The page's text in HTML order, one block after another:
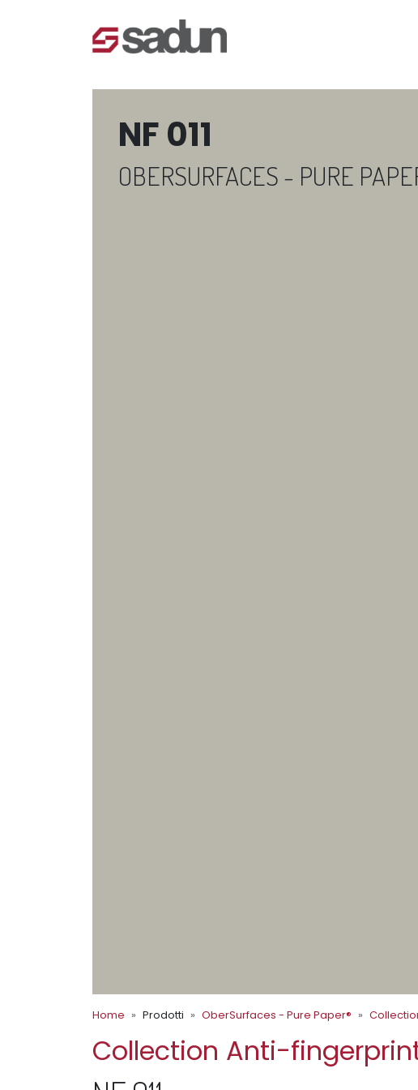
NF 011
OBERSURFACES - PURE
Home Prodotti OberSurfaces - Pure Paper®
Collection Anti-